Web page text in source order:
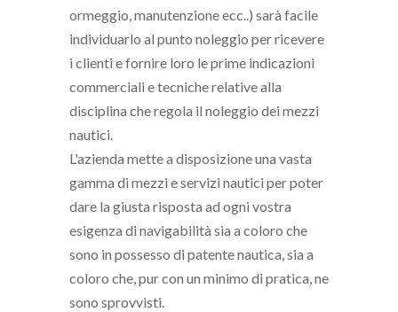
ormeggio, manutenzione ecc..) sarà facile
individuarlo al punto noleggio per ricevere
i clienti e fornire loro le prime indicazioni
commerciali e tecniche relative alla
disciplina che regola il noleggio dei mezzi
nautici.
L'azienda mette a disposizione una vasta
gamma di mezzi e servizi nautici per poter
dare la giusta risposta ad ogni vostra
esigenza di navigabilità sia a coloro che
sono in possesso di patente nautica, sia a
coloro che, pur con un minimo di pratica, ne
sono sprovvisti.